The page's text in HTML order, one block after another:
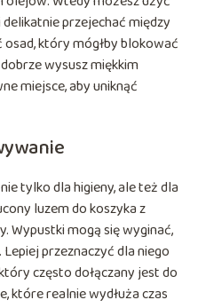
przejechać między
który mógłby blokować
wysusz miękkim
miejsce, aby uniknąć
tylko dla higieny, ale też dla
luzem do koszyka z
Wypustki mogą się wyginać,
przeznaczyć dla niego
często dołączany jest do
które realnie wydłuża czas